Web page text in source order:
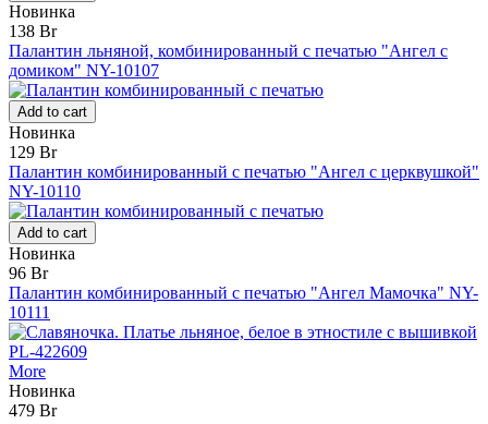
Новинка
138 Br
Палантин льняной, комбинированный с печатью "Ангел с
домиком" NY-10107
Add to cart
Новинка
129 Br
Палантин комбинированный с печатью "Ангел с церквушкой"
NY-10110
Add to cart
Новинка
96 Br
Палантин комбинированный с печатью "Ангел Мамочка" NY-
10111
More
Новинка
479 Br